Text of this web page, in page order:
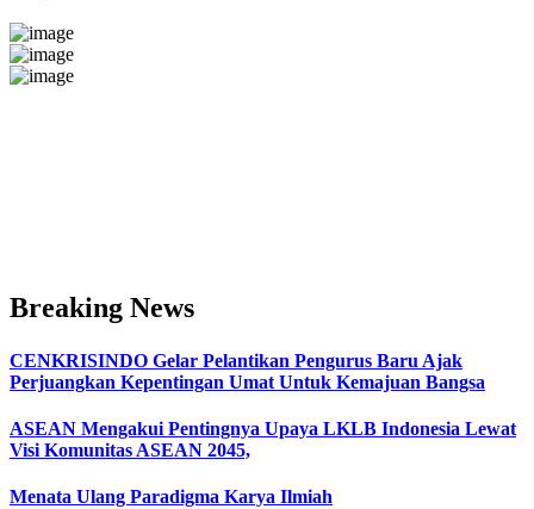
Breaking News
CENKRISINDO Gelar Pelantikan Pengurus Baru Ajak
Perjuangkan Kepentingan Umat Untuk Kemajuan Bangsa
ASEAN Mengakui Pentingnya Upaya LKLB Indonesia Lewat
Visi Komunitas ASEAN 2045,
Menata Ulang Paradigma Karya Ilmiah